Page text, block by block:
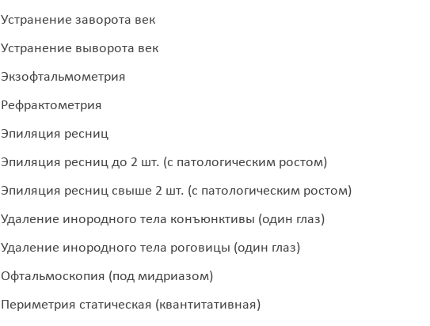
Устранение заворота век
Устранение выворота век
Экзофтальмометрия
Рефрактометрия
Эпиляция ресниц
Эпиляция ресниц до 2 шт. (с патологическим ростом)
Эпиляция ресниц свыше 2 шт. (с патологическим ростом)
Удаление инородного тела конъюнктивы (один глаз)
Удаление инородного тела роговицы (один глаз)
Офтальмоскопия (под мидриазом)
Периметрия статическая (квантитативная)